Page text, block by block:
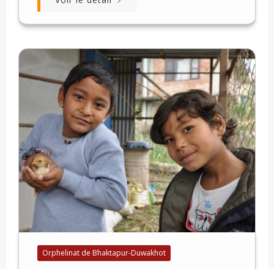
Orphelinat de Bhaktapur-Duwakhot